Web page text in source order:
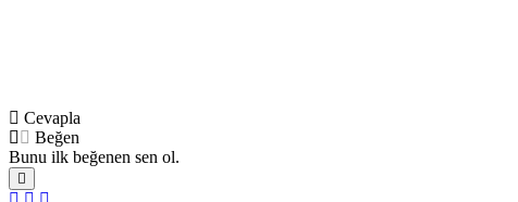
Cevapla
Beğen
Bunu ilk beğenen sen ol.